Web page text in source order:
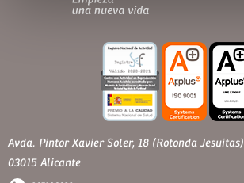
Avda. Pintor Xavier Soler, 18 (Rotonda Jesuitas)
03015 Alicante